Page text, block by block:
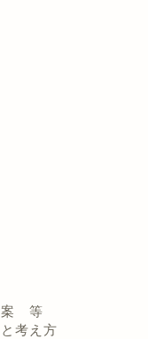
案 等
考え方